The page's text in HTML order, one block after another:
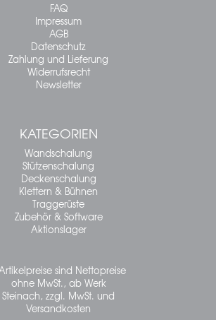
FAQ
Impressum
AGB
Datenschutz
Zahlung und Lieferung
Widerrufsrecht
Newsletter
KATEGORIEN
Wandschalung
Stützenschalung
Deckenschalung
Klettern & Bühnen
Traggerüste
Zubehör & Software
Aktionslager
sind Nettopreise
ohne MwSt., ab Werk
Steinach, zzgl. MwSt. und
Versandkosten